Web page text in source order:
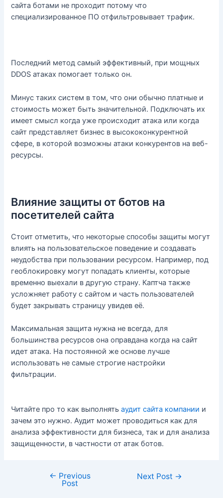
сайта ботами не проходит потому что
специализированное ПО отфильтровывает трафик.
Последний метод самый эффективный, при мощных
DDOS атаках помогает только он.
Минус таких систем в том, что они обычно платные и
стоимость может быть значительной. Подключать их
имеет смысл когда уже происходит атака или когда
сайт представляет бизнес в высококонкурентной
сфере, в которой возможны атаки конкурентов на веб-
ресурсы.
Влияние защиты от ботов на
посетителей сайта
Стоит отметить, что некоторые способы защиты могут
влиять на пользовательское поведение и создавать
неудобства при пользовании ресурсом. Например, под
геоблокировку могут попадать клиенты, которые
временно выехали в другую страну. Каптча также
усложняет работу с сайтом и часть пользователей
будет закрывать страницу увидев её.
Максимальная защита нужна не всегда, для
большинства ресурсов она оправдана когда на сайт
идет атака. На постоянной же основе лучше
использовать не самые строгие настройки
фильтрации.
Читайте про то как выполнятьаудит сайта компании и
зачем это нужно. Аудит может проводиться как для
анализа эффективности для бизнеса, так и для анализа
защищенности, в частности от атак ботов.
navigation
← Previous
Post
Next Post →